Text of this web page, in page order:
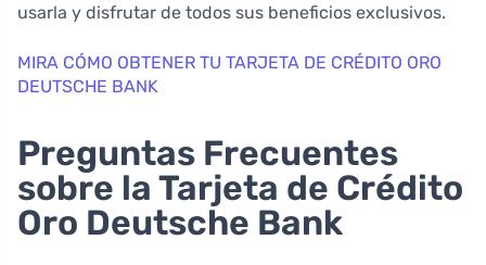
usarla y disfrutar de todos sus beneficios exclusivos.
MIRA CÓMO OBTENER TU TARJETA DE CRÉDITO ORO
DEUTSCHE BANK
Preguntas Frecuentes
sobre la Tarjeta de Crédito
Oro Deutsche Bank